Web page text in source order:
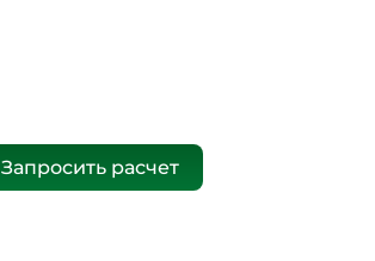
Запросить расчет